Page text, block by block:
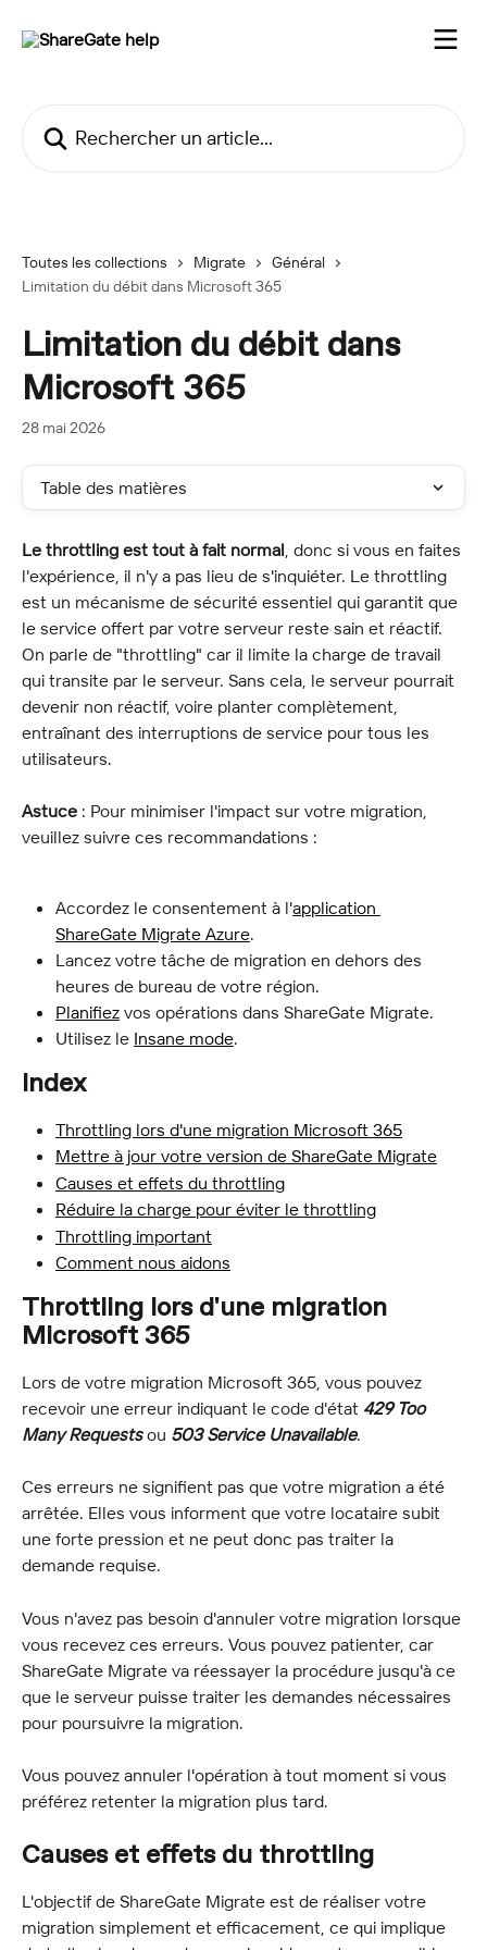
Toutes les collections Migrate
Général
Limitation du débit dans Microsoft 365
Limitation du débit dans
Microsoft 365
28 mai 2026
Table des matières
Le throttling est tout à fait normal, donc si vous en faites
l'expérience, il n'y a pas lieu de s'inquiéter. Le throttling
est un mécanisme de sécurité essentiel qui garantit que
le service offert par votre serveur reste sain et réactif.
On parle de "throttling" car il limite la charge de travail
qui transite par le serveur. Sans cela, le serveur pourrait
devenir non réactif, voire planter complètement,
entraînant des interruptions de service pour tous les
utilisateurs.
Astuce : Pour minimiser l'impact sur votre migration,
veuillez suivre ces recommandations :
Accordez le consentement à l'application
ShareGate Migrate Azure.
Lancez votre tâche de migration en dehors des
heures de bureau de votre région.
Planifiez vos opérations dans ShareGate Migrate.
Utilisez le Insane mode.
Index
Throttling lors d'une migration Microsoft 365
Mettre à jour votre version de ShareGate Migrate
Causes et effets du throttling
Réduire la charge pour éviter le throttling
Throttling important
Comment nous aidons
Throttling lors d'une migration
Microsoft 365
Lors de votre migration Microsoft 365, vous pouvez
recevoir une erreur indiquant le code d'état 429 Too
Many Requests ou 503 Service Unavailable.
Ces erreurs ne signifient pas que votre migration a été
arrêtée. Elles vous informent que votre locataire subit
une forte pression et ne peut donc pas traiter la
demande requise.
Vous n'avez pas besoin d'annuler votre migration lorsque
vous recevez ces erreurs. Vous pouvez patienter, car
ShareGate Migrate va réessayer la procédure jusqu'à ce
que le serveur puisse traiter les demandes nécessaires
pour poursuivre la migration.
Vous pouvez annuler l'opération à tout moment si vous
préférez retenter la migration plus tard.
Causes et effets du throttling
L'objectif de ShareGate Migrate est de réaliser votre
migration simplement et efficacement, ce qui implique